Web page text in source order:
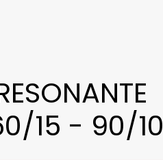
15 - 90/10